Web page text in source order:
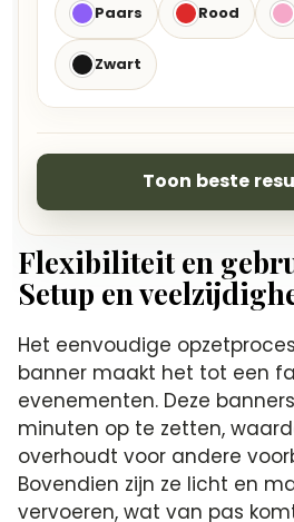
Paars Rood
Zwart
Toon beste
Flexibiliteit en
Setup en
Het eenvoudige
banner maakt het tot een
evenementen. Deze
minuten op te zetten,
overhoudt voor andere
Bovendien zijn ze licht en
vervoeren, wat van pas